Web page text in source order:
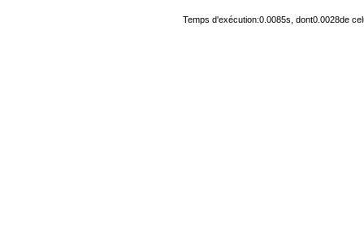
Temps d'exécution:0.0085s, dont0.0028de